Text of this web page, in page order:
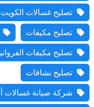
تصليح غسالات الكويت
تصليح مكيفات
تصليح مكيفات
تصليح نشافات
شركة صيانة غسالات